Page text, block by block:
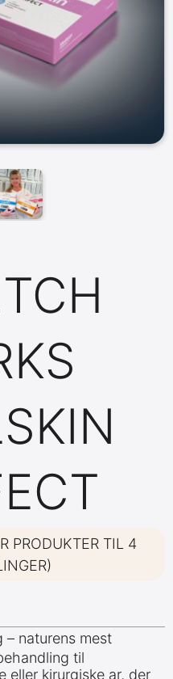
PRODUKTER TIL 4
– naturens mest
til
kirurgiske ar, der